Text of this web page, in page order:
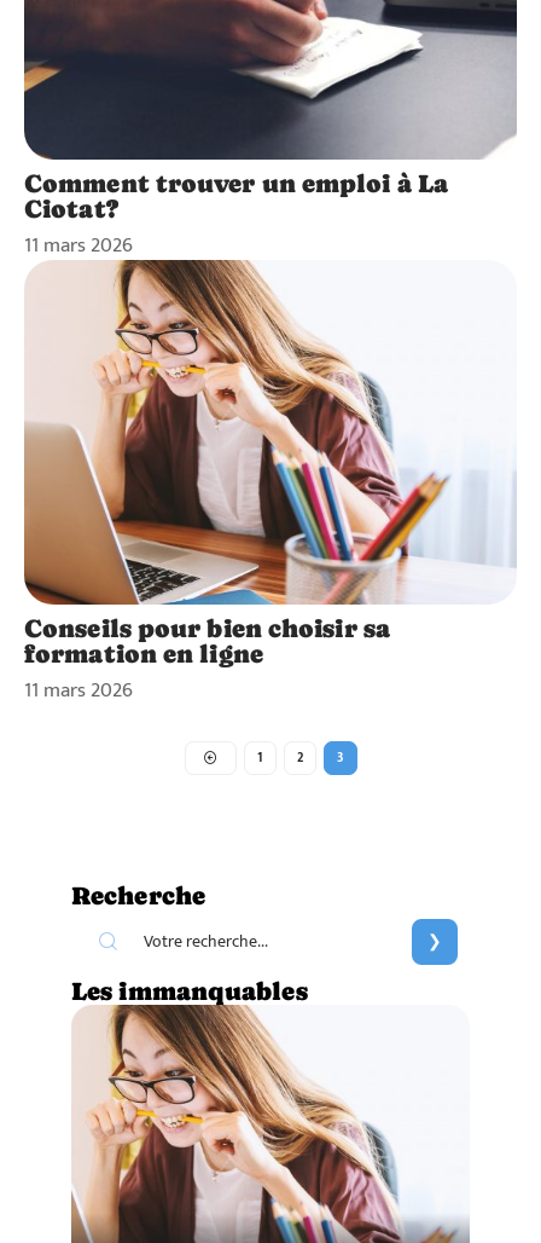
Comment trouver un emploi à La
Ciotat?
11 mars 2026
Conseils pour bien choisir sa
formation en ligne
11 mars 2026
1 2 3
Recherche
Les immanquables